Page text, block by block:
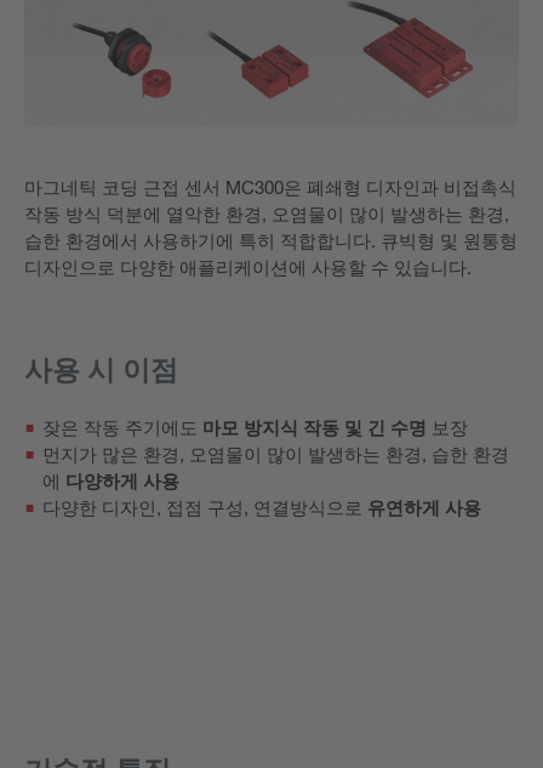
마그네틱 코딩 근접 센서 MC300은 폐쇄형 디자인과 비접촉식
작동 방식 덕분에 열악한 환경, 오염물이 많이 발생하는 환경,
습한 환경에서 사용하기에 특히 적합합니다. 큐빅형 및 원통형
디자인으로 다양한 애플리케이션에 사용할 수 있습니다.
사용 시 이점
잦은 작동 주기에도 마모 방지식 작동 및 긴 수명 보장
먼지가 많은 환경, 오염물이 많이 발생하는 환경, 습한 환경
에 다양하게 사용
다양한 디자인, 접점 구성, 연결방식으로 유연하게 사용